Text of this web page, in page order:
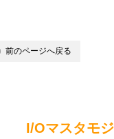
企業活動
特高高圧
監視制御シ
企業情報に
前のページへ戻る
I/Oマスタモ